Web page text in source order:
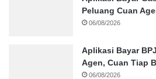
Peluang Cuan
06/08/2026
Aplikasi Bayar
Agen, Cuan Tiap
06/08/2026